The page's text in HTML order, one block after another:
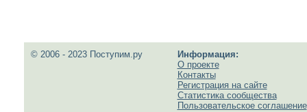
© 2006 - 2023 Поступим.ру
Информация:
О проекте
Контакты
Регистрация на сайте
Статистика сообщества
Пользовательское соглашение